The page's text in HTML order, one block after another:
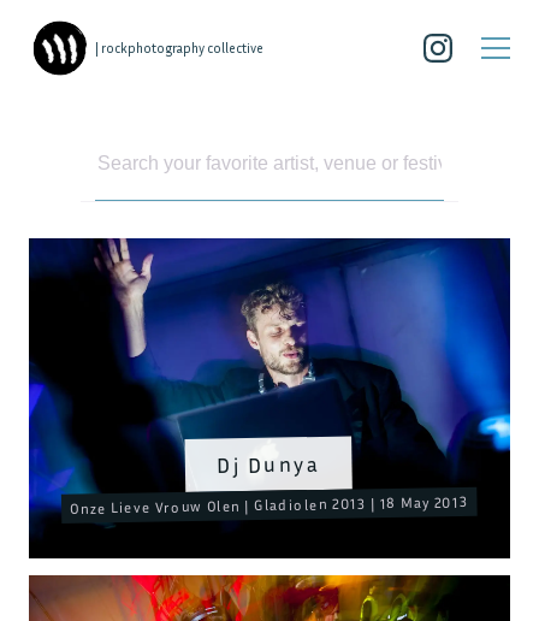
| rockphotography collective
Dj Dunya
Onze Lieve Vrouw Olen | Gladiolen 2013 | 18 May 2013